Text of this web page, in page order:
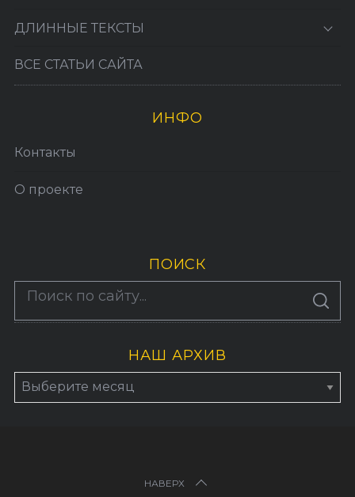
ДЛИННЫЕ ТЕКСТЫ
ВСЕ СТАТЬИ САЙТА
ИНФО
Контакты
О проекте
ПОИСК
S
A
По авторам
НАШ АРХИВ
НАВЕРХ